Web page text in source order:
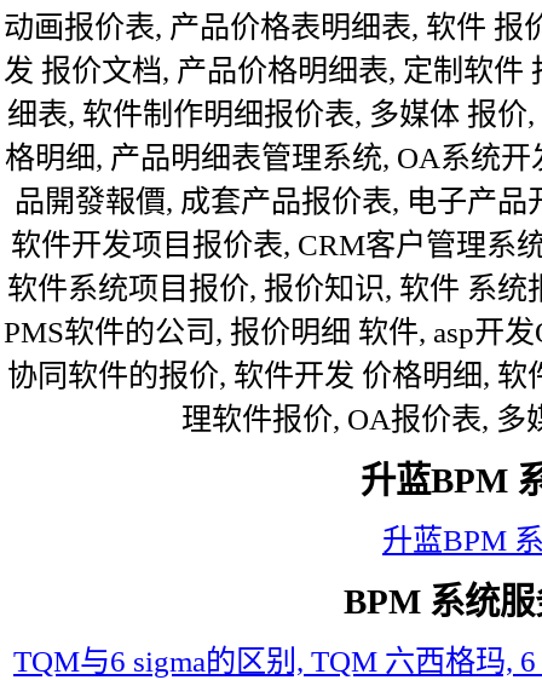
动画报价表, 产品价格表明细表, 软件 报
发 报价文档, 产品价格明细表, 定制软件
细表, 软件制作明细报价表, 多媒体 报
格明细, 产品明细表管理系统, OA系统
品開發報價, 成套产品报价表, 电子产
软件开发项目报价表, CRM客户管理系
软件系统项目报价, 报价知识, 软件 系
PMS软件的公司, 报价明细 软件, asp开
协同软件的报价, 软件开发 价格明细,
理软件报价, OA报价表, 多
升蓝BPM
升蓝BPM
BPM 系统
TQM与6 sigma的区别, TQM 六西格玛,